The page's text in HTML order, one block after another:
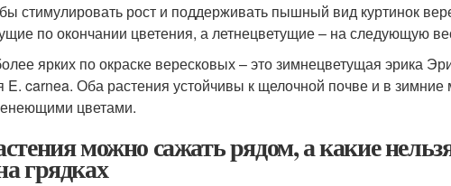
стимулировать рост и поддерживать пышный вид куртинок
по окончании цветения, а летнецветущие – на следующую
ярких по окраске вересковых – это зимнецветущая эрика
E. carnea. Оба растения устойчивы к щелочной почве и в
цветами.
можно сажать рядом, а какие
грядках